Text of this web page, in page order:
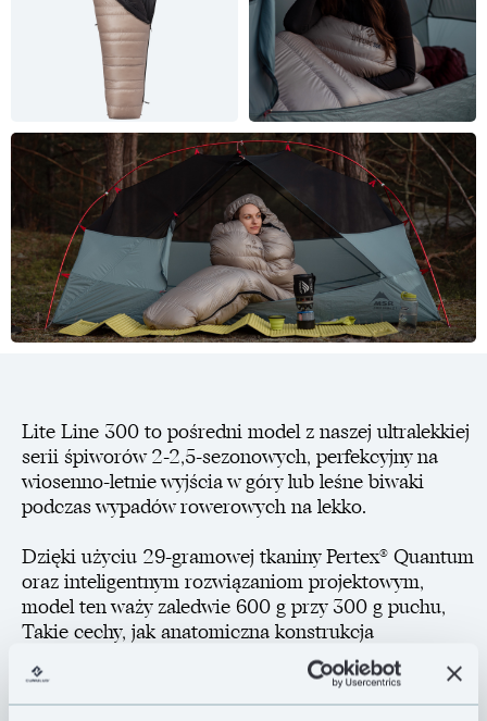
Lite Line 300 to pośredni model z naszej ultralekkiej
serii śpiworów 2-2,5-sezonowych, perfekcyjny na
wiosenno-letnie wyjścia w góry lub leśne biwaki
podczas wypadów rowerowych na lekko.
Dzięki użyciu 29-gramowej tkaniny Pertex® Quantum
oraz inteligentnym rozwiązaniom projektowym,
model ten waży zaledwie 600 g przy 300 g puchu,
Takie cechy, jak anatomiczna konstrukcja
zakończenia śpiwora (tzw. płetwa rekina),
trójwymiarowy design kaptura, czy fluorescencyjny
suwak przy kieszeni wewnętrznej czynią modele z